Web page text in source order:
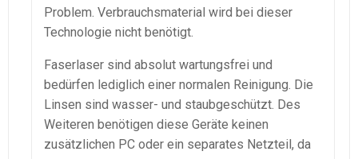
Problem. Verbrauchsmaterial wird bei dieser
Technologie nicht benötigt.
Faserlaser sind absolut wartungsfrei und
bedürfen lediglich einer normalen Reinigung. Die
Linsen sind wasser- und staubgeschützt. Des
Weiteren benötigen diese Geräte keinen
zusätzlichen PC oder ein separates Netzteil, da